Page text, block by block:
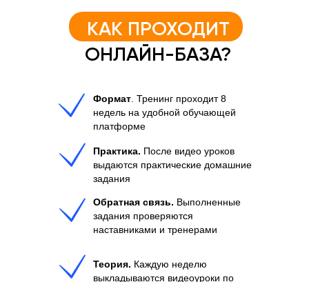
Формат . Тренинг проходит 8
недель на удобной обучающей
платформе
Теория. Каждую неделю
выкладываются видеоуроки по
Практика. После видео уроков
выдаются практические домашние
задания
КАК ПРОХОДИТ
ОНЛАЙН-БАЗА?
Обратная связь. Выполненные
задания проверяются
наставниками и тренерами